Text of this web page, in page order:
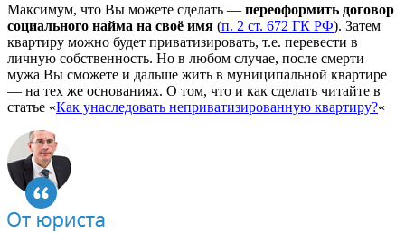
Максимум, что Вы можете сделать — переоформить договор
социального найма на своё имя (п. 2 ст. 672 ГК РФ). Затем
квартиру можно будет приватизировать, т.е. перевести в
личную собственность. Но в любом случае, после смерти
мужа Вы сможете и дальше жить в муниципальной квартире
— на тех же основаниях. О том, что и как сделать читайте в
статье «Как унаследовать неприватизированную квартиру?«